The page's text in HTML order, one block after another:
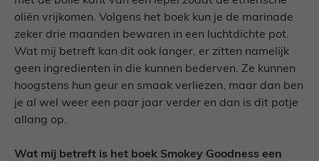
oliën vrijkomen. Volgens het boek kun je de marinade
zeker drie maanden bewaren in een luchtdichte pot.
Wat mij betreft kan dit ook langer, er zitten namelijk
geen ingredienten in die kunnen bederven. Ze kunnen
hoogstens hun geur en smaak verliezen, maar dan ben
je al wel weer een paar jaar verder en dan is dit potje
allang op.
Wat mij betreft is het boek Smokey Goodness een